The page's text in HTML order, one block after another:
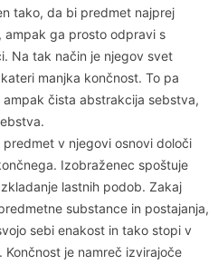
tako, da bi predmet najprej
ampak ga prosto odpravi s
Na tak način je njegov svet
manjka končnost. To pa
čista abstrakcija sebstva,
v njegovi osnovi določi
Izobraženec spoštuje
lastnih podob. Zakaj
substance in postajanja,
sebi enakost in tako stopi v
je namreč izvirajoče